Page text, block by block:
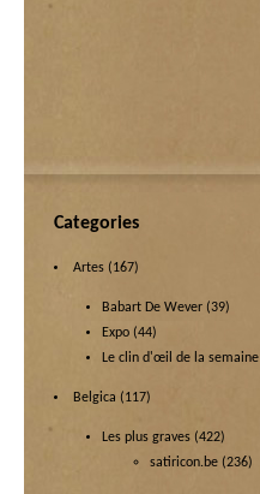
Categories
Artes (167)
Babart De Wever (39)
Expo (44)
Le clin d'œil de la semaine
Belgica (117)
Les plus graves (422)
satiricon.be (236)